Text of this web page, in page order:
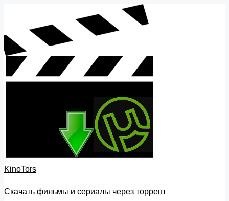
content
KinoTors
Скачать фильмы и сериалы через торрент